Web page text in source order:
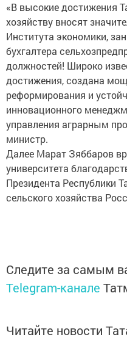
«В высокие достижения
хозяйству вносят
Института экономики,
бухгалтера
должностей! Широко
достижения, создана
реформирования и
инновационного
управления аграрным
министр.
Далее Марат Зяббаров
университета
Президента Республики
сельского хозяйства
Следите за самым
Telegram-канале
Читайте новости